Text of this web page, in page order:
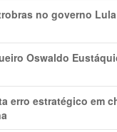
no governo
Oswaldo
erro estratégico em